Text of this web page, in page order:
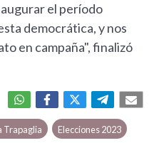
el período
democrática, y nos
en campaña", finalizó
Trapaglia
Elecciones 2023